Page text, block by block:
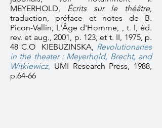
MEYERHOLD, Écrits sur le théâtre,
traduction, préface et notes de B.
Picon-Vallin, L'Âge d'Homme, , t. I, éd.
rev. et aug., 2001, p. 123, et t. II, 1975, p.
48 C.O KIEBUZINSKA, Revolutionaries
in the theater : Meyerhold, Brecht, and
Witkiewicz, UMI Research Press, 1988,
p.64-66